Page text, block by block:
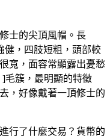
士的尖頂風帽。長
健，四肢短粗，頭部較
寬，面容常顯露出憂愁
毛簇，最明顯的特徵
，好像戴著一頂修士的